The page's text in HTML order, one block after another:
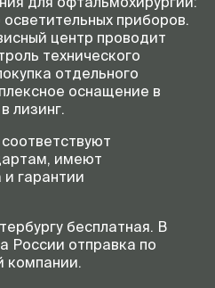
приборов.
центр проводит
технического
отдельного
оснащение в
лизинг.
имеют
гарантии
бесплатная. В
России отправка по
компании.